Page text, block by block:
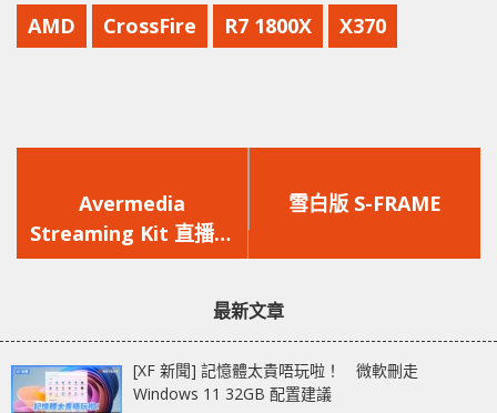
AMD CrossFire R7 1800X X370
一
篇
文
Avermedia
Streaming Kit 直播三
寶 GC550, AM310,
一
文
雪白版 S-FRAME
最新文章
[XF 新聞] 記憶體太貴唔玩啦！ 微軟刪走
Windows 11 32GB 配置建議